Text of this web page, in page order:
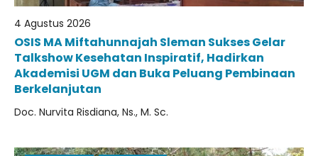
4 Agustus 2026
OSIS MA Miftahunnajah Sleman Sukses Gelar
Talkshow Kesehatan Inspiratif, Hadirkan
Akademisi UGM dan Buka Peluang Pembinaan
Berkelanjutan
Doc. Nurvita Risdiana, Ns., M. Sc.